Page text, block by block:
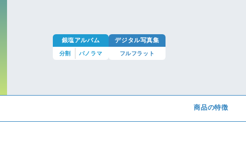
サイトマップ
銀塩アルバム
分割 パノラマ
デジタル写真集
フルフラット
商品の特徴